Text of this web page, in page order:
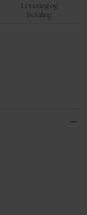
Levering og
betaling